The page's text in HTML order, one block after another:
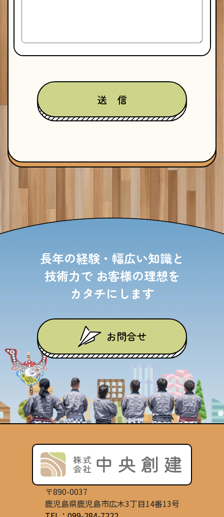
長年の経験・幅広い知識と
技術力でお客様の理想を
カタチにします
お問合せ
〒890-0037
鹿児島県鹿児島市広木3丁目14番13号